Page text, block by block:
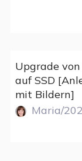
Upgrade von
auf SSD
mit Bildern]
Maria/